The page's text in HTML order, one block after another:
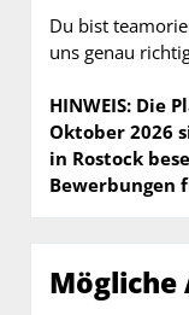
Du bist
uns genau
HINWEIS: Die
Oktober 2026
in Rostock
Bewerbungen
Mögliche